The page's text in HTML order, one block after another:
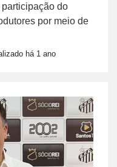
do
por meio de
há 1 ano